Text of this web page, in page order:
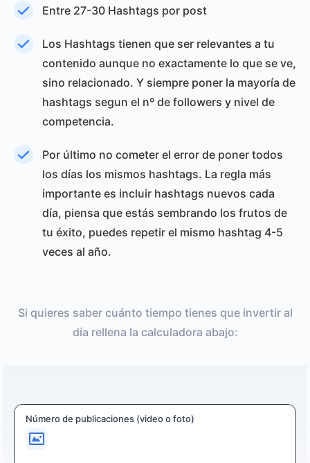
Entre 27-30 Hashtags por post
Los Hashtags tienen que ser relevantes a tu
contenido aunque no exactamente lo que se ve,
sino relacionado. Y siempre poner la mayoría de
hashtags segun el nº de followers y nivel de
competencia.
Por último no cometer el error de poner todos
los días los mismos hashtags. La regla más
importante es incluir hashtags nuevos cada
día, piensa que estás sembrando los frutos de
tu éxito, puedes repetir el mismo hashtag 4-5
veces al año.
Si quieres saber cuánto tiempo tienes que invertir al
día rellena la calculadora abajo:
Número de publicaciones (video o foto)